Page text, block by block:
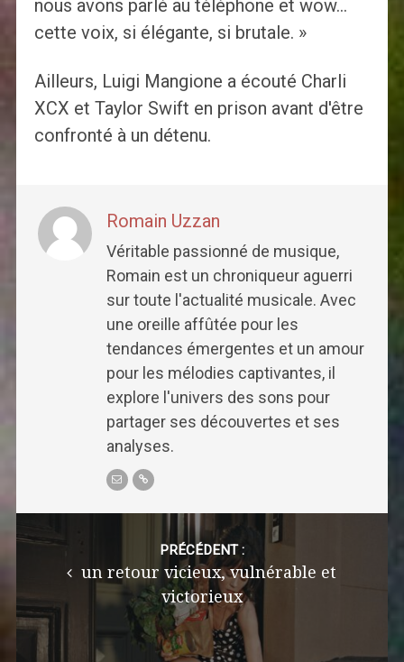
nous avons parlé au téléphone et wow…
cette voix, si élégante, si brutale. »
Ailleurs, Luigi Mangione a écouté Charli
XCX et Taylor Swift en prison avant d'être
confronté à un détenu.
Romain Uzzan
Véritable passionné de musique,
Romain est un chroniqueur aguerri
sur toute l'actualité musicale. Avec
une oreille affûtée pour les
tendances émergentes et un amour
pour les mélodies captivantes, il
explore l'univers des sons pour
partager ses découvertes et ses
analyses.
PRÉCÉDENT :
un retour vicieux, vulnérable et
victorieux